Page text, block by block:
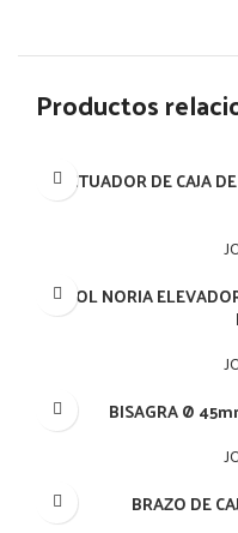
Productos
ACTUADOR DE CAJA
ÁRBOL NORIA
BISAGRA Ø
BRAZO DE